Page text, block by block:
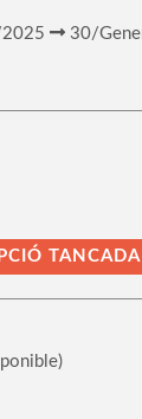
30/
TANCADA